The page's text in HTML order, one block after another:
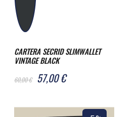
CARTERA SECRID SLIMWALLET
VINTAGE BLACK
60,00 € 57,00 €